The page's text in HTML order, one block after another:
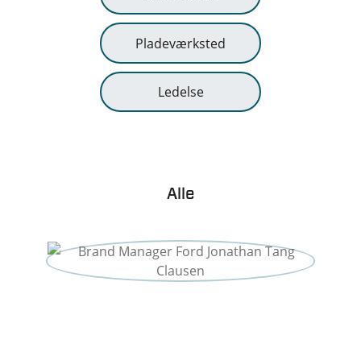
Pladeværksted
Ledelse
Alle